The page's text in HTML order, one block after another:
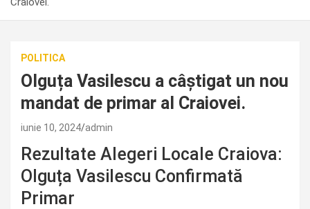
POLITICA
Olguța Vasilescu a câștigat un nou
mandat de primar al Craiovei.
iunie 10, 2024 admin
Rezultate Alegeri Locale Craiova:
Olguța Vasilescu Confirmată
Primar